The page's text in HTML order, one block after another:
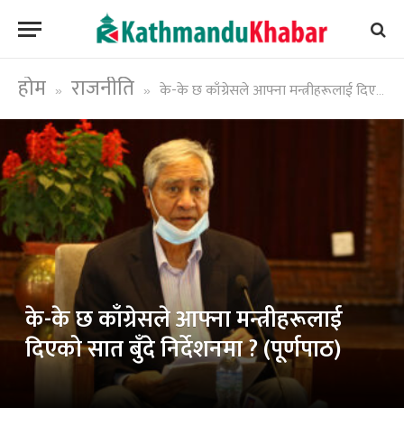
होम » राजनीति » के-के छ काँग्रेसले आफ्ना मन्त्रीहरूलाई दिएको सात बुँदे निर्देशनमा ? (पूर्णपाठ)
के-के छ काँग्रेसले आफ्ना मन्त्रीहरूलाई
दिएको सात बुँदे निर्देशनमा ? (पूर्णपाठ)